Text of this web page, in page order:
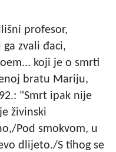
profesor,
zvali đaci,
koji je o smrti
bratu Mariju,
"Smrt ipak nije
živinski
Pod smokvom, u
dlijeto./S tihog se